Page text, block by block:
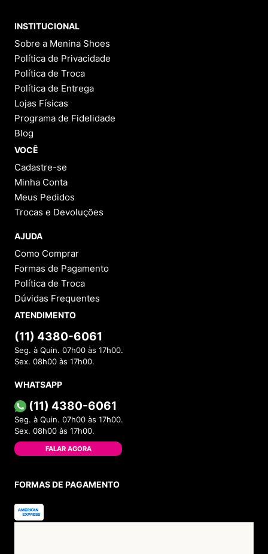
INSTITUCIONAL
Sobre a Menina Shoes
Política de Privacidade
Política de Troca
Política de Entrega
Lojas Físicas
Programa de Fidelidade
Blog
VOCÊ
Cadastre-se
Minha Conta
Meus Pedidos
Trocas e Devoluções
AJUDA
Como Comprar
Formas de Pagamento
Política de Troca
Dúvidas Frequentes
ATENDIMENTO
(11) 4380-6061
Seg. à Quin. 07h00 às 17h00.
Sex. 08h00 às 17h00.
WHATSAPP
(11) 4380-6061
Seg. à Quin. 07h00 às 17h00.
Sex. 08h00 às 17h00.
FALAR AGORA
FORMAS DE PAGAMENTO